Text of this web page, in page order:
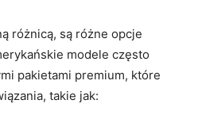
różnicą, są różne opcje
modele często
pakietami premium, które
takie jak: